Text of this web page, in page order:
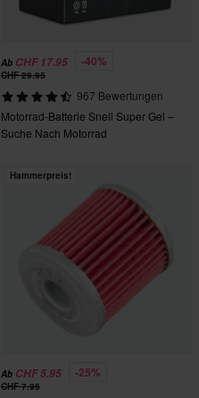
Ab CHF 17.95 -40%
CHF 29.95
967 Bewertungen
Motorrad-Batterie Snell Super Gel –
Suche Nach Motorrad
Hammerpreis!
Ab CHF 5.95 -25%
CHF 7.95